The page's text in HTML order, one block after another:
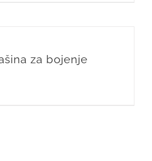
za bojenje